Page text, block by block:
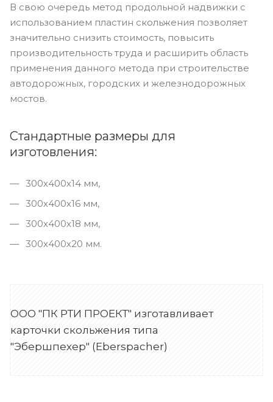
В свою очередь метод продольной надвижки с
использованием пластин скольжения позволяет
значительно снизить стоимость, повысить
производительность труда и расширить область
применения данного метода при строительстве
автодорожных, городских и железнодорожных
мостов.
Стандартные размеры для
изготовления:
300х400х14 мм,
300х400х16 мм,
300х400х18 мм,
300х400х20 мм.
ООО "ПК РТИ ПРОЕКТ" изготавливает
карточки скольжения типа
"Эбершпехер" (Eberspacher)